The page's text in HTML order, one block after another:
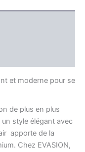
et moderne pour se
de plus en plus
style élégant avec
apporte de la
Chez EVASION,